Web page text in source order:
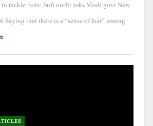
to tackle riots: Sufi outfit asks Modi govt New
that there is a “sense of fear” among